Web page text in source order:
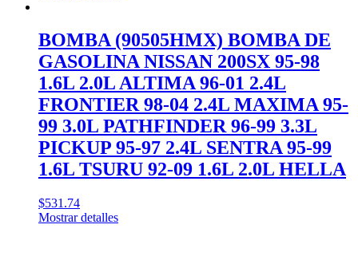
BOMBA (90505HMX) BOMBA DE
GASOLINA NISSAN 200SX 95-98
1.6L 2.0L ALTIMA 96-01 2.4L
FRONTIER 98-04 2.4L MAXIMA 95-
99 3.0L PATHFINDER 96-99 3.3L
PICKUP 95-97 2.4L SENTRA 95-99
1.6L TSURU 92-09 1.6L 2.0L HELLA
$531.74
Mostrar detalles